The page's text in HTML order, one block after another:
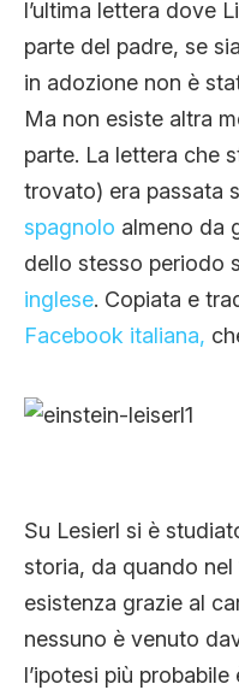
l’ultima lettera dove
parte del padre, se
in adozione non è
Ma non esiste altra
parte. La lettera che
trovato) era passata
spagnolo almeno da
dello stesso periodo
inglese. Copiata e
Facebook italiana,
Su Lesierl si è
storia, da quando nel
esistenza grazie al
nessuno è venuto
l’ipotesi più